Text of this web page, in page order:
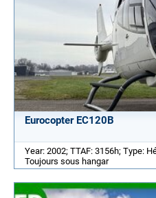
Eurocopter EC120B
Year: 2002; TTAF: 3156h; Type:
Toujours sous hangar